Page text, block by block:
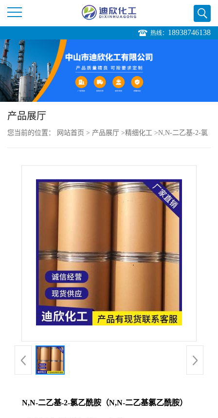
司
首
页
公
厅
热线： 18938746138
产品展厅
您当前的位置： 网站首页 > 产品展厅 >精细化工 >N,N-二乙基-2-氯
N,N-二乙基-2-氯乙酰胺（N,N-二乙基氯乙酰胺）